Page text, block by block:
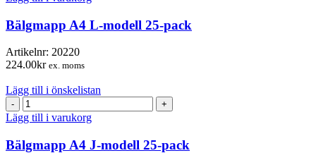
L-
modell
25-
pack
mängd
Bälgmapp A4 L-modell 25-pack
Artikelnr: 20220
224.00kr ex. moms
Lägg till i önskelistan
Bälgmapp
A4
J-
modell
25-
Lägg till i varukorg
Bälgmapp A4 J-modell 25-pack